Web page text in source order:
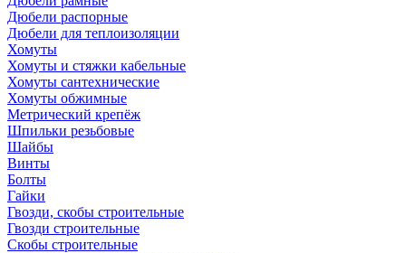
Дюбели распорные
Дюбели для теплоизоляции
Хомуты
Хомуты и стяжки кабельные
Хомуты сантехнические
Хомуты обжимные
Метрический крепёж
Шпильки резьбовые
Шайбы
Винты
Болты
Гайки
Гвозди, скобы строительные
Гвозди строительные
Скобы строительные